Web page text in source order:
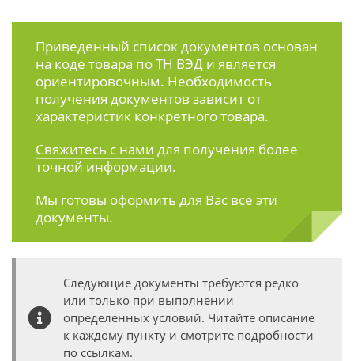
Приведенный список документов основан
на коде товара по ТН ВЭД и является
ориентировочным. Необходимость
получения документов зависит от
характеристик конкретного товара.
Свяжитесь с нами для получения более
точной информации.
Мы готовы оформить для Вас все эти
документы.
Следующие документы требуются редко
или только при выполнении
определенных условий. Читайте описание
к каждому пункту и смотрите подробности
по ссылкам.